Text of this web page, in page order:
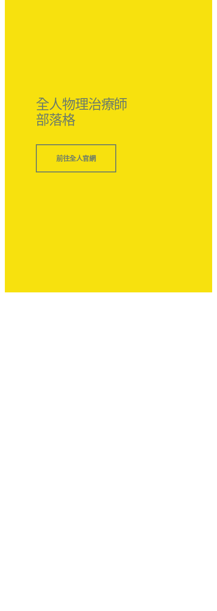
全人物理治療師
部落格
前往全人官網